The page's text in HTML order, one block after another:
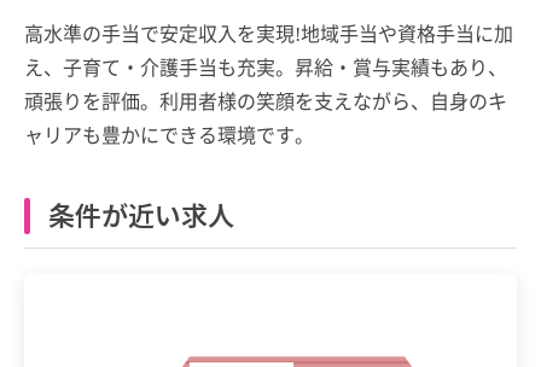
高水準の手当で安定収入を実現!地域手当や資格手当に加
え、子育て・介護手当も充実。昇給・賞与実績もあり、
頑張りを評価。利用者様の笑顔を支えながら、自身のキ
ャリアも豊かにできる環境です。
条件が近い求人